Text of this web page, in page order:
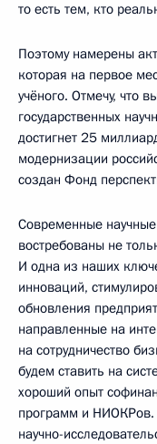
то есть тем, кто
Поэтому намерены
которая на первое
учёного. Отмечу, что
государственных
достигнет 25
модернизации
создан Фонд
Современные
востребованы не
И одна из наших
инноваций,
обновления
направленные на
на сотрудничество
будем ставить на
хороший опыт
программ и НИОКРов.
научно-